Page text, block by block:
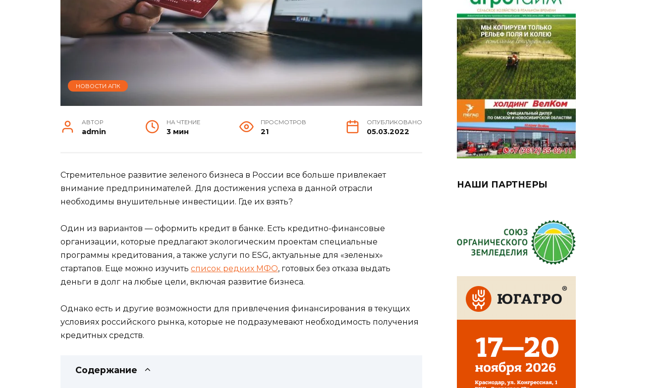
НОВОСТИ АПК
АВТОР
admin
НА ЧТЕНИЕ
3 мин
ПРОСМОТРОВ
21
ОПУБЛИКОВАНО
05.03.2022
Стремительное развитие зеленого бизнеса в России все больше привлекает
внимание предпринимателей. Для достижения успеха в данной отрасли
необходимы внушительные инвестиции. Где их взять?
Один из вариантов — оформить кредит в банке. Есть кредитно-финансовые
организации, которые предлагают экологическим проектам специальные
программы кредитования, а также услуги по ESG, актуальные для «зеленых»
стартапов. Еще можно изучить список редких МФО, готовых без отказа выдать
деньги в долг на любые цели, включая развитие бизнеса.
Однако есть и другие возможности для привлечения финансирования в текущих
условиях российского рынка, которые не подразумевают необходимость получения
кредитных средств.
Содержание
НАШИ ПАРТНЕРЫ